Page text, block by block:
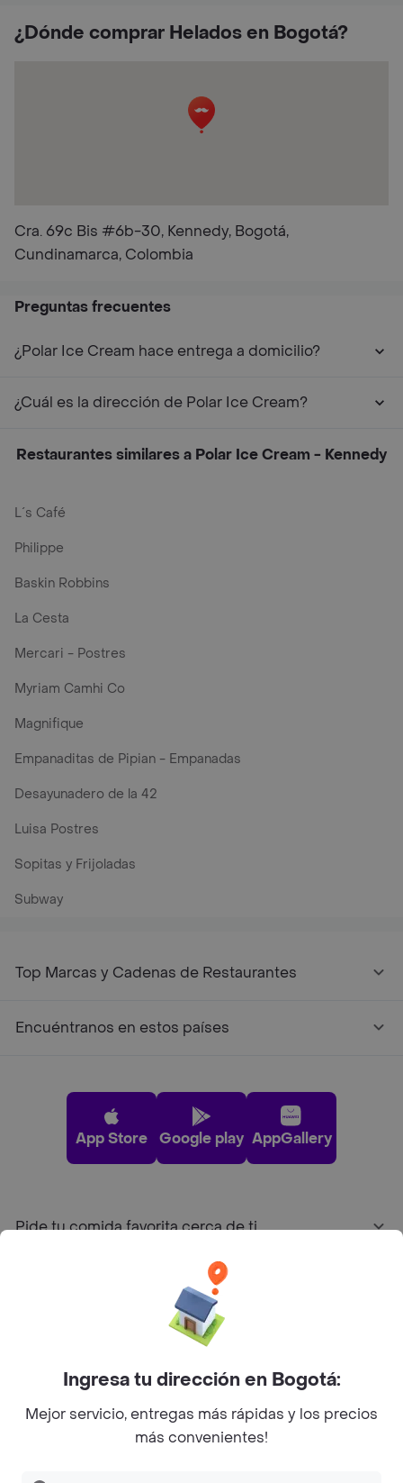
¿Dónde comprar Helados en Bogotá?
Cra. 69c Bis #6b-30, Kennedy, Bogotá,
Cundinamarca, Colombia
Preguntas frecuentes
¿Polar Ice Cream hace entrega a domicilio?
¿Cuál es la dirección de Polar Ice Cream?
Restaurantes similares a Polar Ice Cream - Kennedy
L´s Café
Philippe
Baskin Robbins
La Cesta
Mercari - Postres
Myriam Camhi Co
Magnifique
Empanaditas de Pipian - Empanadas
Desayunadero de la 42
Luisa Postres
Sopitas y Frijoladas
Subway
Top Marcas y Cadenas de Restaurantes
Encuéntranos en estos países
App Store Google play AppGallery
Pide tu comida favorita cerca de ti
Sobre Rappi
Facebook
Twitter
Instagram
Ingresa tu dirección en Bogotá:
Mejor servicio, entregas más rápidas y los precios
más convenientes!